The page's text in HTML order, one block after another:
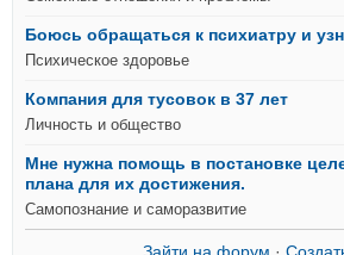
Боюсь обращаться к психиатру и
Психическое здоровье
Компания для тусовок в 37 лет
Личность и общество
Мне нужна помощь в постановке
плана для их достижения.
Самопознание и саморазвитие